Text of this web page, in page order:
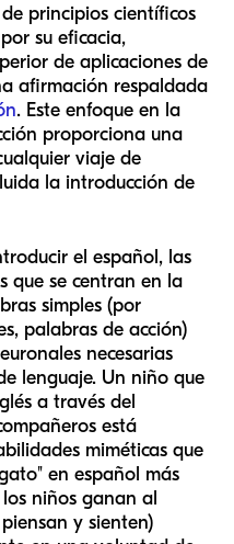
principios científicos
su eficacia,
de aplicaciones de
afirmación respaldada
. Este enfoque en la
proporciona una
viaje de
la introducción de
el español, las
que se centran en la
simples (por
palabras de acción)
necesarias
lenguaje. Un niño que
a través del
está
miméticas que
en español más
niños ganan al
y sienten)